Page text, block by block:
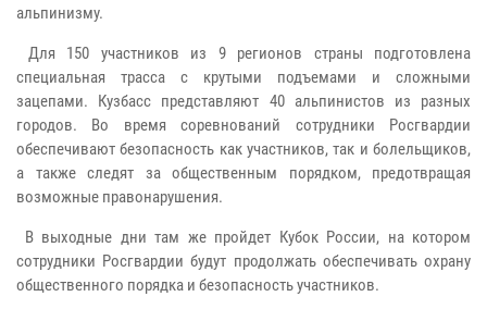
альпинизму.
Для 150 участников из 9 регионов страны подготовлена
специальная трасса с крутыми подъемами и сложными
зацепами. Кузбасс представляют 40 альпинистов из разных
городов. Во время соревнований сотрудники Росгвардии
обеспечивают безопасность как участников, так и болельщиков,
а также следят за общественным порядком, предотвращая
возможные правонарушения.
В выходные дни там же пройдет Кубок России, на котором
сотрудники Росгвардии будут продолжать обеспечивать охрану
общественного порядка и безопасность участников.